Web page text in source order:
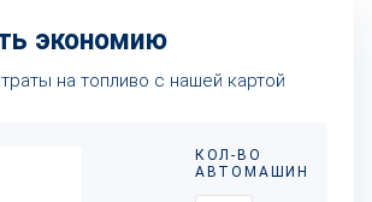
экономию
на топливо с нашей картой
КОЛ-ВО
АВТОМАШИН